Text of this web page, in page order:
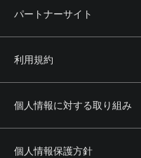
パートナーサイト
利用規約
個人情報に対する取り組み
個人情報保護方針